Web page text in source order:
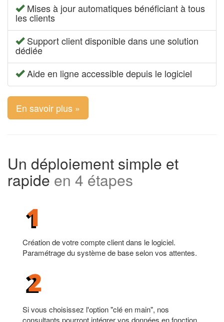
Mises à jour automatiques bénéficiant à tous
les clients
Support client disponible dans une solution
dédiée
Aide en ligne accessible depuis le logiciel
En savoir plus »
Un déploiement simple et
rapideen 4 étapes
Création de votre compte client dans le logiciel.
Paramétrage du système de base selon vos attentes.
Si vous choisissez l'option "clé en main", nos
consultants pourront intégrer vos données en fonction